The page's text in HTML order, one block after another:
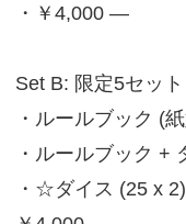
・￥4,000 ―
Set B: 限定5セット
・ルールブック (
・ルールブック +
・☆ダイス (25 x 2)